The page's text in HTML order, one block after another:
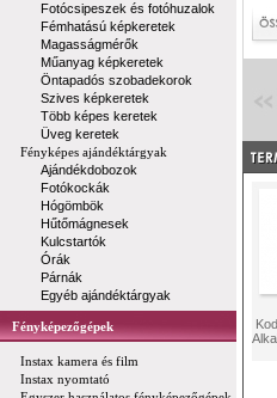
Fotócsipeszek és fotóhuzalok
Fémhatású képkeretek
Magasságmérők
Műanyag képkeretek
Öntapadós szobadekorok
Szives képkeretek
Több képes keretek
Üveg keretek
Fényképes ajándéktárgyak
Ajándékdobozok
Fotókockák
Hógömbök
Hűtőmágnesek
Kulcstartók
Órák
Párnák
Egyéb ajándéktárgyak
Fényképezőgépek
Instax kamera és film
Instax nyomtató